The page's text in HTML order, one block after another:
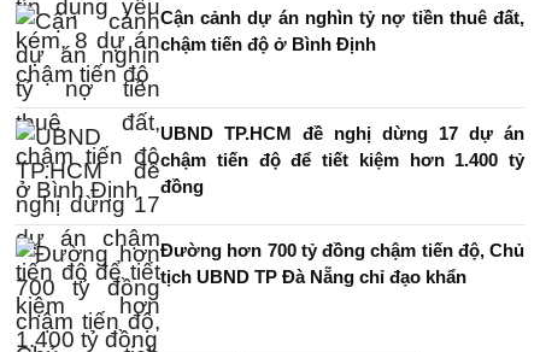
Cận cảnh dự án nghìn tỷ nợ tiền thuê đất,
chậm tiến độ ở Bình Định
UBND TP.HCM đề nghị dừng 17 dự án
chậm tiến độ để tiết kiệm hơn 1.400 tỷ
đồng
Đường hơn 700 tỷ đồng chậm tiến độ, Chủ
tịch UBND TP Đà Nẵng chỉ đạo khẩn